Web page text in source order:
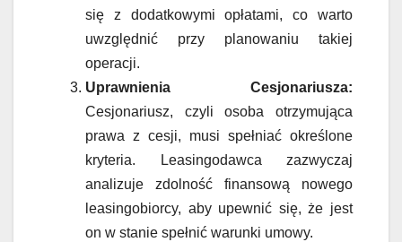
się z dodatkowymi opłatami, co warto
uwzględnić przy planowaniu takiej
operacji.
Uprawnienia Cesjonariusza:
Cesjonariusz, czyli osoba otrzymująca
prawa z cesji, musi spełniać określone
kryteria. Leasingodawca zazwyczaj
analizuje zdolność finansową nowego
leasingobiorcy, aby upewnić się, że jest
on w stanie spełnić warunki umowy.